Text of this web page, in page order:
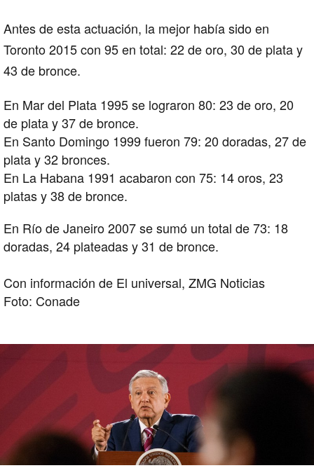
Antes de esta actuación, la mejor había sido en
Toronto 2015con 95 en total: 22 de oro, 30 de plata y
43 de bronce.
En Mar del Plata 1995 se lograron 80: 23 de oro, 20
de plata y 37 de bronce.
En Santo Domingo 1999 fueron 79: 20 doradas, 27 de
plata y 32 bronces.
En La Habana 1991 acabaron con 75: 14 oros, 23
platas y 38 de bronce.
En Río de Janeiro 2007 se sumó un total de 73: 18
doradas, 24 plateadas y 31 de bronce.
Con información de El universal, ZMG Noticias
Foto: Conade